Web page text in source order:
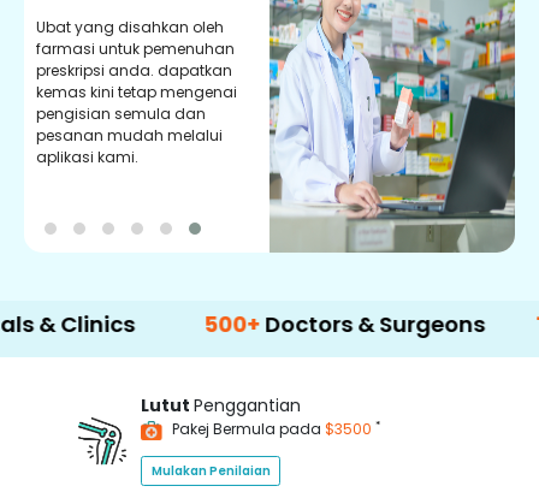
Ubat yang disahkan oleh
farmasi untuk pemenuhan
preskripsi anda. dapatkan
kemas kini tetap mengenai
pengisian semula dan
pesanan mudah melalui
aplikasi kami.
500+ Doctors & Surgeons 14+
Lutut Penggantian
Pakej Bermula pada $3500 *
Mulakan Penilaian